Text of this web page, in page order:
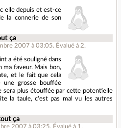
elle depuis et est-ce
la connerie de son
ça
2007 à 03:05. Évalué à2.
a été souligné dans
ma faveur. Mais bon,
et le fait que cela
grosse bouffée
sera plus étouffée par cette potentielle
la taule, c'est pas mal vu les autres
ça
2007 à 03:25. Évalué à 1 .